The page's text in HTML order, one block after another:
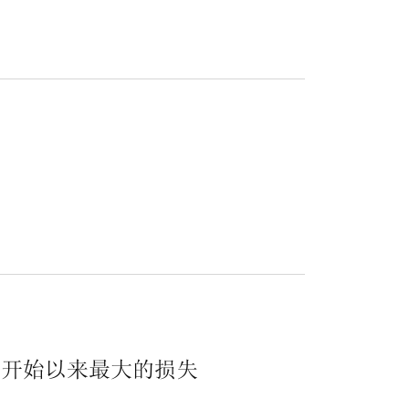
始以来最大的损失